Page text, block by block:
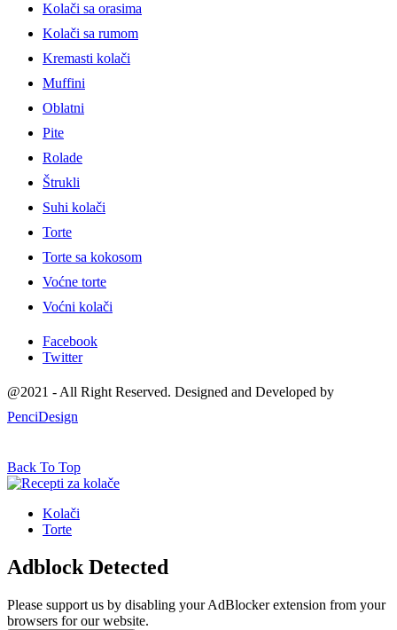
Kolači sa orasima
Kolači sa rumom
Kremasti kolači
Muffini
Oblatni
Pite
Rolade
Štrukli
Suhi kolači
Torte
Torte sa kokosom
Voćne torte
Voćni kolači
Facebook
Twitter
@2021 - All Right Reserved. Designed and Developed by
PenciDesign
Back To Top
Kolači
Torte
Adblock Detected
Please support us by disabling your AdBlocker extension from your
browsers for our website.